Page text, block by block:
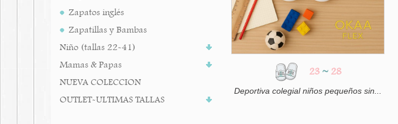
Zapatos inglés
Zapatillas y Bambas
Niño (tallas 22-41)
Mamas & Papas
NUEVA COLECCION
OUTLET-ULTIMAS TALLAS
23 ~28
Deportiva colegial niños pequeños sin...